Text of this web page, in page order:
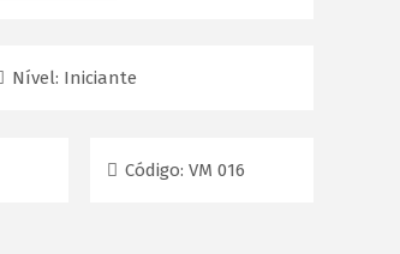
Nível: Iniciante
Código: VM 016